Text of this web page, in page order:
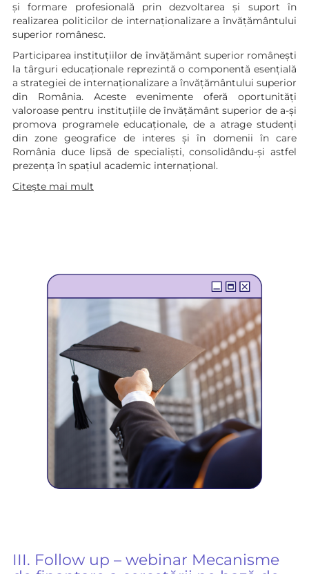
și formare profesională prin dezvoltarea și suport în
realizarea politicilor de internaționalizare a învățământului
superior românesc.
Participarea instituțiilor de învățământ superior românești
la târguri educaționale reprezintă o componentă esențială
a strategiei de internaționalizare a învățământului superior
din România. Aceste evenimente oferă oportunități
valoroase pentru instituțiile de învățământ superior de a-și
promova programele educaționale, de a atrage studenți
din zone geografice de interes și în domenii în care
România duce lipsă de specialiști, consolidându-și astfel
prezența în spațiul academic internațional.
Citește mai mult
III. Follow up – webinar Mecanisme